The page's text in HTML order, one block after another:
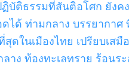
ฏิบัติธรรมที่สันติอโศก ยังค
ดได้ ท่ามกลาง บรรยากาศ
ดในเมืองไทย เปรียบเส
าง ท้องทะเลทราย ร้อนร